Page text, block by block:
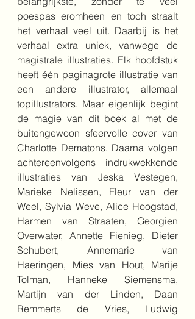
poespas eromheen en toch straalt
het verhaal veel uit. Daarbij is het
verhaal extra uniek, vanwege de
magistrale illustraties. Elk hoofdstuk
heeft één paginagrote illustratie van
een andere illustrator, allemaal
topillustrators. Maar eigenlijk begint
de magie van dit boek al met de
buitengewoon sfeervolle cover van
Charlotte Dematons. Daarna volgen
achtereenvolgens indrukwekkende
illustraties van Jeska Vestegen,
Marieke Nelissen, Fleur van der
Weel, Sylvia Weve, Alice Hoogstad,
Harmen van Straaten, Georgien
Overwater, Annette Fienieg, Dieter
Schubert, Annemarie van
Haeringen, Mies van Hout, Marije
Tolman, Hanneke Siemensma,
Martijn van der Linden, Daan
Remmerts de Vries, Ludwig